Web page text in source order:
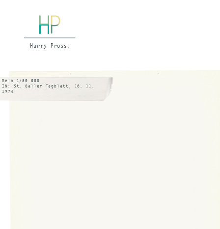
Mein 1/80 000
IN: St. Galler Tagblatt, 10. 11.
1974